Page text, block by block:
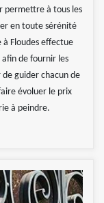
permettre à tous les
en toute sérénité
Floudes effectue
afin de fournir les
guider chacun de
évoluer le prix
à peindre.